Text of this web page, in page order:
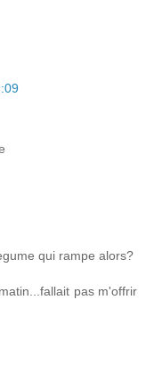
qui rampe alors?
pas m'offrir